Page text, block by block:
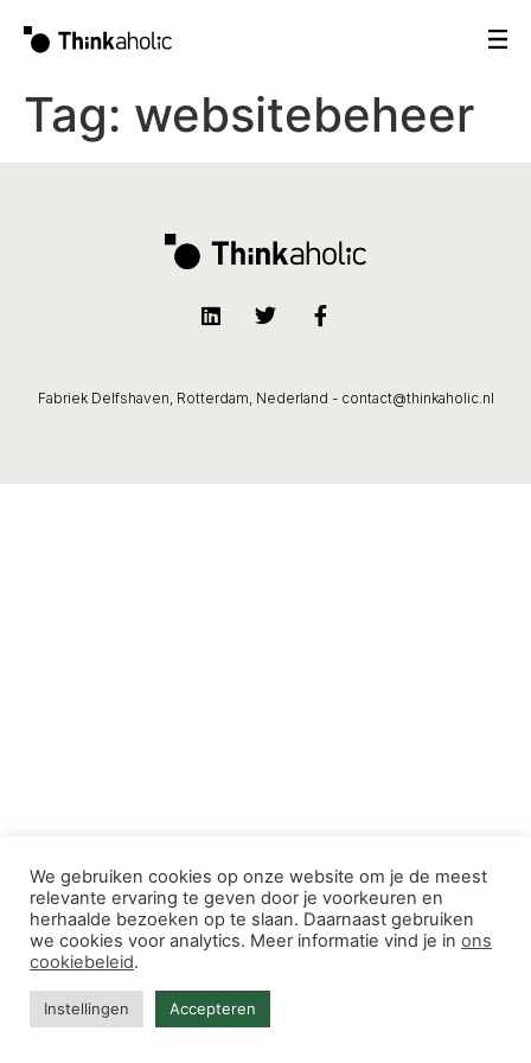
Tag: websitebeheer
Fabriek Delfshaven, Rotterdam, Nederland - contact@thinkaholic.nl
We gebruiken cookies op onze website om je de meest
relevante ervaring te geven door je voorkeuren en
herhaalde bezoeken op te slaan. Daarnaast gebruiken
we cookies voor analytics. Meer informatie vind je in ons
cookiebeleid.
Instellingen Accepteren